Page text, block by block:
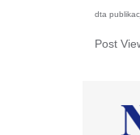
dta
Post